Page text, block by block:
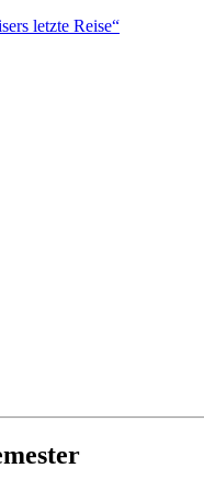
letzte Reise“